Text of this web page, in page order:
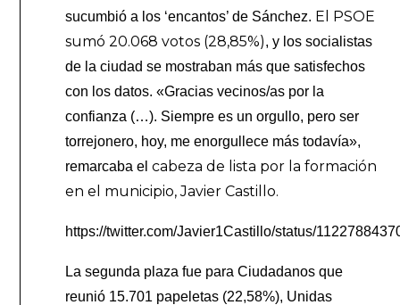
sucumbió a los ‘encantos’ de Sánchez. El PSOE
sumó 20.068 votos (28,85%), y los socialistas
de la ciudad se mostraban más que satisfechos
con los datos. «Gracias vecinos/as por la
confianza (…). Siempre es un orgullo, pero ser
torrejonero, hoy, me enorgullece más todavía»,
remarcaba elcabeza de lista por la formación
en el municipio, Javier Castillo.
https://twitter.com/Javier1Castillo/status/
La segunda plaza fue para Ciudadanos que
reunió 15.701 papeletas (22,58%), Unidas